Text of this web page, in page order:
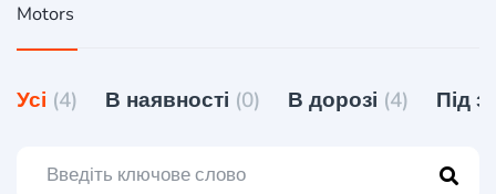
Motors
Усі (4) В наявності (0) В дорозі (4) Під